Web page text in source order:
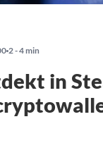
2 - 4 min
in